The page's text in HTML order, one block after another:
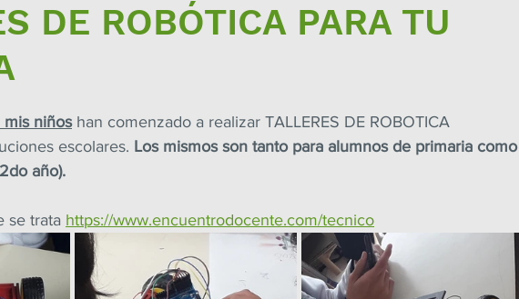
DE ROBÓTICA PARA TU
niños han comenzado a realizar TALLERES DE ROBOTICA
escolares. Los mismos son tanto para alumnos de primaria como
año).
se trata https://www.encuentrodocente.com/tecnico